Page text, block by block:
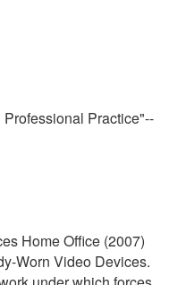
Practice"--
Home Office (2007)
Worn Video Devices.